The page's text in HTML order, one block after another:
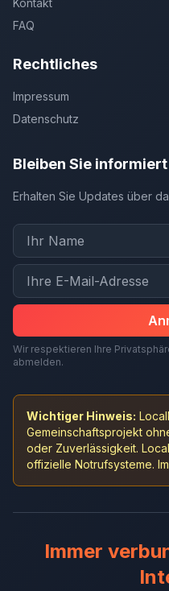
Kontakt
FAQ
Rechtliches
Impressum
Datenschutz
Bleiben Sie informiert
Erhalten Sie Updates über
Wir respektieren Ihre
abmelden.
Wichtiger Hinweis:
Gemeinschaftsprojekt
oder Zuverlässigkeit.
offizielle Notrufsysteme.
Immer